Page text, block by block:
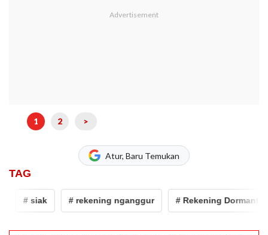
1 2 >
Atur, Baru Temukan
TAG
# siak # rekening nganggur # Rekening Dormant